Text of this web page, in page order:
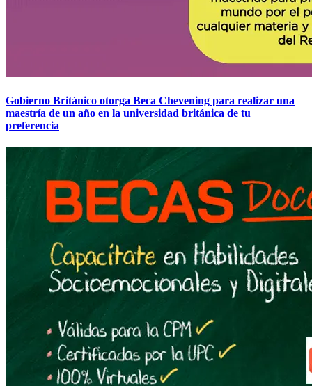
Gobierno Británico otorga Beca Chevening para realizar una
maestría de un año en la universidad británica de tu
preferencia